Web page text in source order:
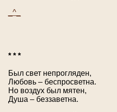
_^_
* * *
Был свет непрогляден,
Любовь – беспросветна.
Но воздух был мятен,
Душа – беззаветна.